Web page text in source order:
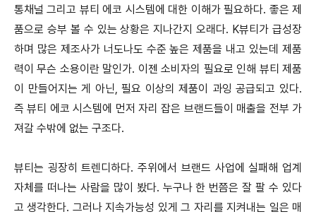
통채널 그리고 뷰티 에코 시스템에 대한 이해가 필요하다. 좋은 제
품으로 승부 볼 수 있는 상황은 지나간지 오래다. K뷰티가 급성장
하며 많은 제조사가 너도나도 수준 높은 제품을 내고 있는데 제품
력이 무슨 소용이란 말인가. 이젠 소비자의 필요로 인해 뷰티 제품
이 만들어지는 게 아닌, 필요 이상의 제품이 과잉 공급되고 있다.
즉 뷰티 에코 시스템에 먼저 자리 잡은 브랜드들이 매출을 전부 가
져갈 수밖에 없는 구조다.
뷰티는 굉장히 트렌디하다. 주위에서 브랜드 사업에 실패해 업계
자체를 떠나는 사람을 많이 봤다. 누구나 한 번쯤은 잘 팔 수 있다
고 생각한다. 그러나 지속가능성 있게 그 자리를 지켜내는 일은 매